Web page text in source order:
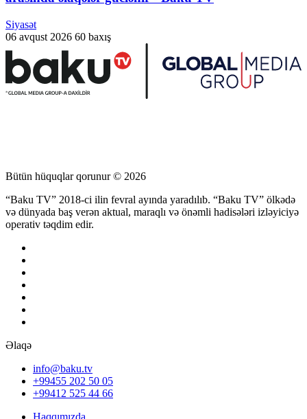
Siyasət
06 avqust 2026 60 baxış
Bütün hüquqlar qorunur © 2026
“Baku TV” 2018-ci ilin fevral ayında yaradılıb. “Baku TV” ölkədə
və dünyada baş verən aktual, maraqlı və önəmli hadisələri izləyiciyə
operativ təqdim edir.
Əlaqə
info@baku.tv
+99455 202 50 05
+99412 525 44 66